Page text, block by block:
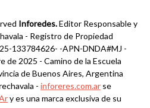
Inforedes.Editor Responsable y
- Registro de Propiedad
133784626- -APN-DNDA#MJ -
de 2025 - Camino de la Escuela
de Buenos Aires, Argentina
- inforeres.com.ar se
y es una marca exclusiva de su